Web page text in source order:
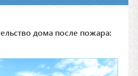
дома после пожара: